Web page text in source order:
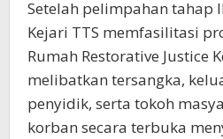
Setelah pelimpahan tahap
Kejari TTS memfasilitasi
Rumah Restorative Justice
melibatkan tersangka,
penyidik, serta tokoh
korban secara terbuka